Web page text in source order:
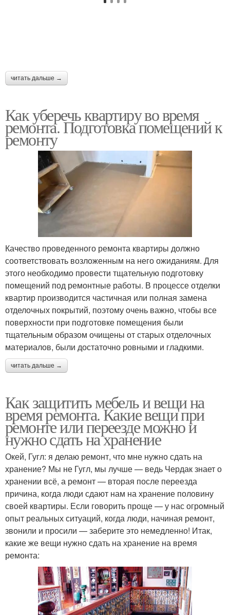
читать дальше →
Как уберечь квартиру во время
ремонта. Подготовка помещений к
ремонту
Качество проведенного ремонта квартиры должно
соответствовать возложенным на него ожиданиям. Для
этого необходимо провести тщательную подготовку
помещений под ремонтные работы. В процессе отделки
квартир производится частичная или полная замена
отделочных покрытий, поэтому очень важно, чтобы все
поверхности при подготовке помещения были
тщательным образом очищены от старых отделочных
материалов, были достаточно ровными и гладкими.
читать дальше →
Как защитить мебель и вещи на
время ремонта. Какие вещи при
ремонте или переезде можно и
нужно сдать на хранение
Окей, Гугл: я делаю ремонт, что мне нужно сдать на
хранение? Мы не Гугл, мы лучше — ведь Чердак знает о
хранении всё, а ремонт — вторая после переезда
причина, когда люди сдают нам на хранение половину
своей квартиры. Если говорить проще — у нас огромный
опыт реальных ситуаций, когда люди, начиная ремонт,
звонили и просили — заберите это немедленно! Итак,
какие же вещи нужно сдать на хранение на время
ремонта: